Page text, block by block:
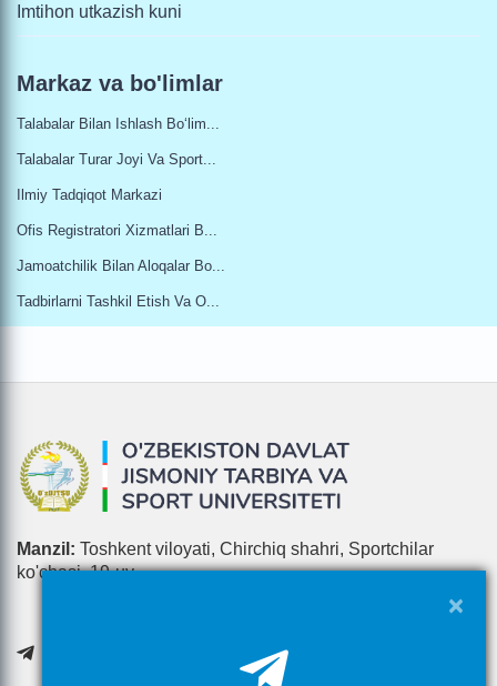
Imtihon utkazish kuni
Markaz va bo'limlar
Talabalar Bilan Ishlash Bo‘lim...
Talabalar Turar Joyi Va Sport...
Ilmiy Tadqiqot Markazi
Ofis Registratori Xizmatlari B...
Jamoatchilik Bilan Aloqalar Bo...
Tadbirlarni Tashkil Etish Va O...
Manzil: Toshkent viloyati, Chirchiq shahri, Sportchilar
ko'chasi, 19-uy
×